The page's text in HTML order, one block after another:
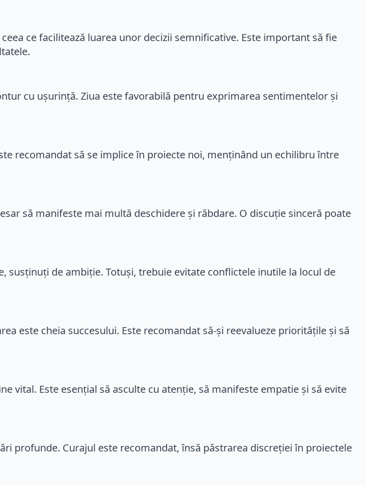
ce facilitează luarea unor decizii semnificative. Este important să fie
cu ușurință. Ziua este favorabilă pentru exprimarea sentimentelor și
recomandat să se implice în proiecte noi, menținând un echilibru între
să manifeste mai multă deschidere și răbdare. O discuție sinceră poate
susținuți de ambiție. Totuși, trebuie evitate conflictele inutile la locul de
este cheia succesului. Este recomandat să-și reevalueze prioritățile și să
vital. Este esențial să asculte cu atenție, să manifeste empatie și să evite
profunde. Curajul este recomandat, însă păstrarea discreției în proiectele